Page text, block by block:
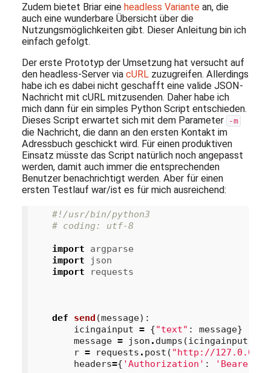
Zudem bietet Briar eine headless Variantean, die
auch eine wunderbare Übersicht über die
Nutzungsmöglichkeiten gibt. Dieser Anleitung bin ich
einfach gefolgt.
Der erste Prototyp der Umsetzung hat versucht auf
den headless-Server via cURLzuzugreifen. Allerdings
habe ich es dabei nicht geschafft eine valide JSON-
Nachricht mit cURL mitzusenden. Daher habe ich
mich dann für ein simples Python Script entschieden.
Dieses Script erwartet sich mit dem Parameter
-m
die Nachricht, die dann an den ersten Kontakt im
Adressbuch geschickt wird. Für einen produktiven
Einsatz müsste das Script natürlich noch angepasst
werden, damit auch immer die entsprechenden
Benutzer benachrichtigt werden. Aber für einen
ersten Testlauf war/ist es für mich ausreichend:
#!/usr/bin/python3
# coding: utf-8
import
argparse
import
json
import
requests
def send (message):
icingainput = {"text" : message}
message = json . dumps (icingainput
r = requests . post ( "http://
headers={ 'Authorization' : 'Bearer